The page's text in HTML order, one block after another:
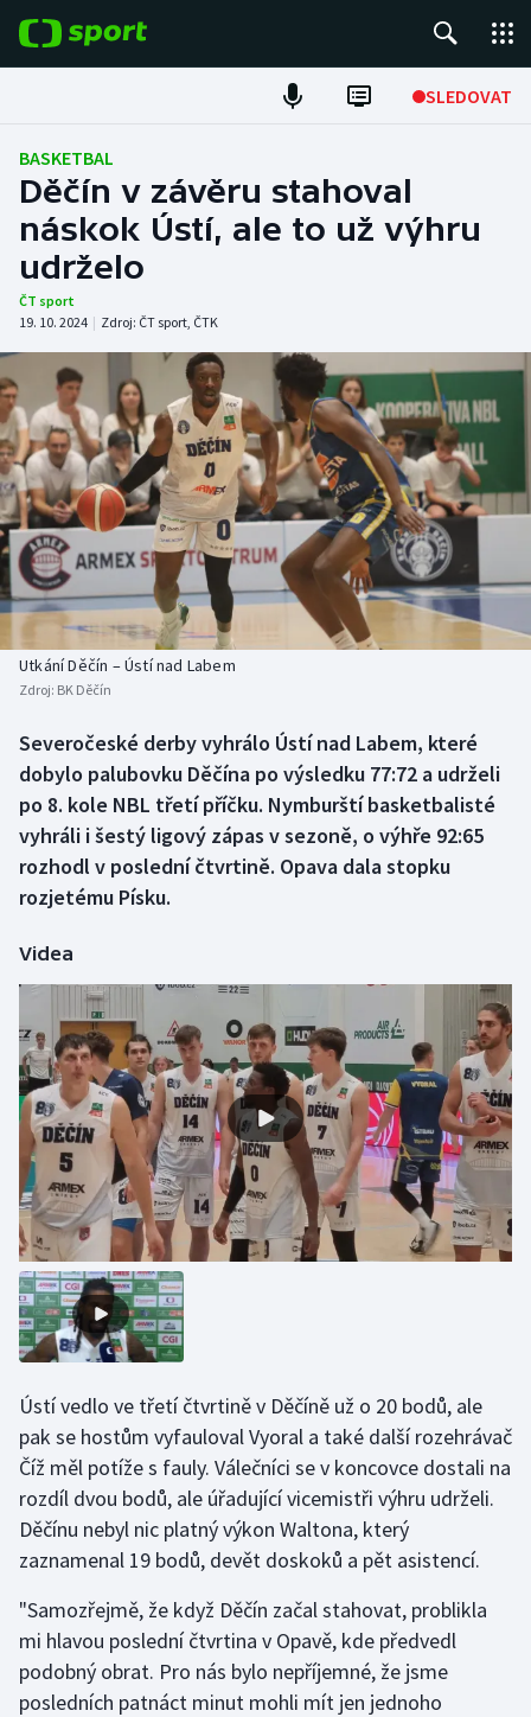
SLEDOVAT
Fotbal
Hokej
Tenis
Atletika
Cyklistika
DALŠÍ SPORTY
Americký fotbal
Baseball a softbal
Basketbal
Biatlon
Box
Curling
Dostihy
Florbal
Futsal
Golf
Gymnastika
Házená
Jezdectví
Judo
Krasobruslení
Lezení
Lyže a snowboard
Moderní pětiboj
Motorsport
Olympijské hry
Parasport
NEPŘEHLÉDNĚTE
Soutěže
Historické návraty
Aplikace ČT sport
BASKETBAL
Děčín v závěru stahoval
náskok Ústí, ale to už výhru
udrželo
ČT sport
19. 10. 2024 | Zdroj: ČT sport, ČTK
Utkání Děčín – Ústí nad Labem
Zdroj: BK Děčín
Severočeské derby vyhrálo Ústí nad Labem, které
dobylo palubovku Děčína po výsledku 77:72 a udrželi
po 8. kole NBL třetí příčku. Nymburští basketbalisté
vyhráli i šestý ligový zápas v sezoně, o výhře 92:65
rozhodl v poslední čtvrtině. Opava dala stopku
rozjetému Písku.
Videa
Ústí vedlo ve třetí čtvrtině v Děčíně už o 20 bodů, ale
pak se hostům vyfauloval Vyoral a také další rozehrávač
Číž měl potíže s fauly. Válečníci se v koncovce dostali na
rozdíl dvou bodů, ale úřadující vicemistři výhru udrželi.
Děčínu nebyl nic platný výkon Waltona, který
zaznamenal 19 bodů, devět doskoků a pět asistencí.
"Samozřejmě, že když Děčín začal stahovat, problikla
mi hlavou poslední čtvrtina v Opavě, kde předvedl
podobný obrat. Pro nás bylo nepříjemné, že jsme
posledních patnáct minut mohli mít jen jednoho